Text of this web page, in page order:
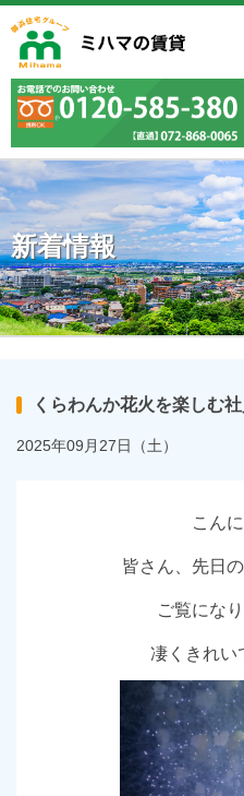
新着情報
くらわんか花火を楽しむ社
2025年09月27日（土）
こん
皆さん、先日の
ご覧にな
凄くきれい